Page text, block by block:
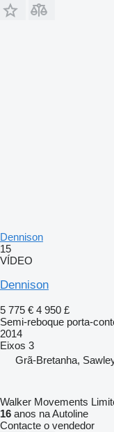
Dennison
15
VÍDEO
Dennison
5 775 € 4 950 £
Semi-reboque porta-
2014
Eixos 3
Grã-Bretanha,
Walker Movements
16 anos na Autoline
Contacte o vendedor